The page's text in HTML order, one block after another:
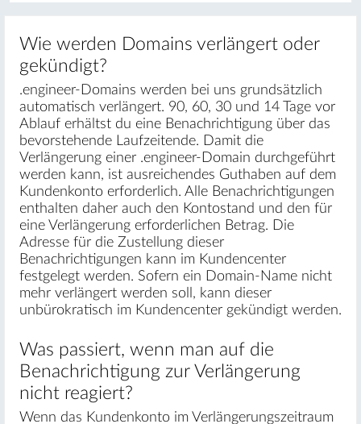
Wie werden Domains verlängert oder
gekündigt?
.engineer-Domains werden bei uns grundsätzlich
automatisch verlängert. 90, 60, 30 und 14 Tage vor
Ablauf erhältst du eine Benachrichtigung über das
bevorstehende Laufzeitende. Damit die
Verlängerung einer .engineer-Domain durchgeführt
werden kann, ist ausreichendes Guthaben auf dem
Kundenkonto erforderlich. Alle Benachrichtigungen
enthalten daher auch den Kontostand und den für
eine Verlängerung erforderlichen Betrag. Die
Adresse für die Zustellung dieser
Benachrichtigungen kann im Kundencenter
festgelegt werden. Sofern ein Domain-Name nicht
mehr verlängert werden soll, kann dieser
unbürokratisch im Kundencenter gekündigt werden.
Was passiert, wenn man auf die
Benachrichtigung zur Verlängerung
nicht reagiert?
Wenn das Kundenkonto im Verlängerungszeitraum